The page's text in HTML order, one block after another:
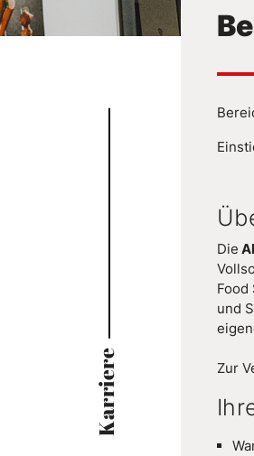
Karriere
Die
und
Zur